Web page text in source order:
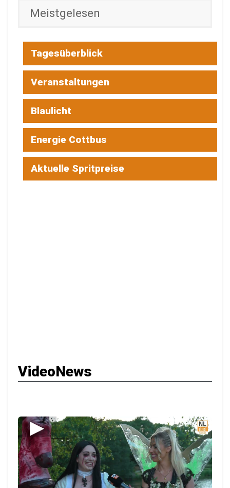
Meistgelesen
Tagesüberblick
Veranstaltungen
Blaulicht
Energie Cottbus
Aktuelle Spritpreise
VideoNews
▶